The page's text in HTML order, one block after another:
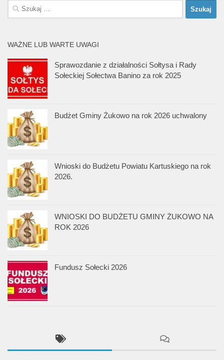
Szukaj:
WAŻNE LUB WARTE UWAGI
Sprawozdanie z działalności Sołtysa i Rady
Sołeckiej Sołectwa Banino za rok 2025
Budżet Gminy Żukowo na rok 2026 uchwalony
Wnioski do Budżetu Powiatu Kartuskiego na rok
2026.
WNIOSKI DO BUDŻETU GMINY ŻUKOWO NA
ROK 2026
Fundusz Sołecki 2026